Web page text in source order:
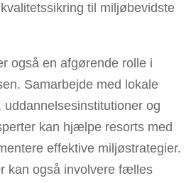
til miljøbevidste
også en afgørende rolle i
Samarbejde med lokale
uddannelsesinstitutioner og
kan hjælpe resorts med
effektive miljøstrategier.
kan også involvere fælles